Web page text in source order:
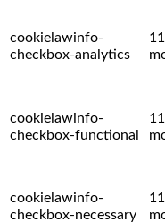
cookielawinfo-
checkbox-analytics
11
cookielawinfo-
checkbox-functional
11
cookielawinfo-
checkbox-necessary
11